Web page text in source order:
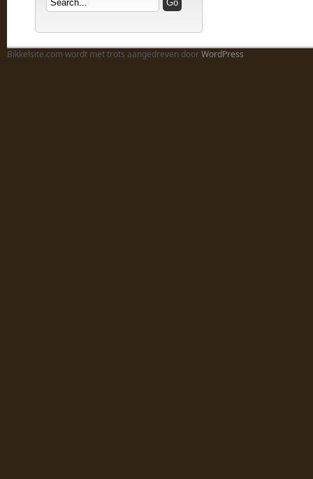
Bikkelsite.com wordt met trots aangedreven doorWordPress